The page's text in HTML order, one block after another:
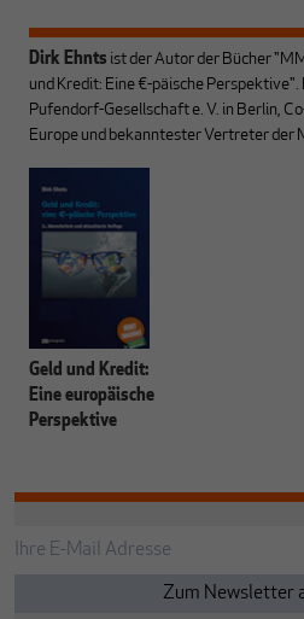
Dirk Ehnts ist der Autor der Bücher
und Kredit: Eine €-päische
Pufendorf-Gesellschaft e. V. in Berlin,
Europe und bekanntester Vertreter der
Geld und Kredit:
Eine europäische
Perspektive